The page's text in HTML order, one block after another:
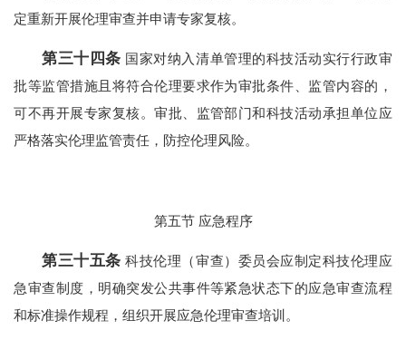
定重新开展伦理审查并申请专家复核。
第三十四条 国家对纳入清单管理的科技活动实行行政审
批等监管措施且将符合伦理要求作为审批条件、监管内容的，
可不再开展专家复核。审批、监管部门和科技活动承担单位应
严格落实伦理监管责任，防控伦理风险。
第五节 应急程序
第三十五条 科技伦理（审查）委员会应制定科技伦理应
急审查制度，明确突发公共事件等紧急状态下的应急审查流程
和标准操作规程，组织开展应急伦理审查培训。